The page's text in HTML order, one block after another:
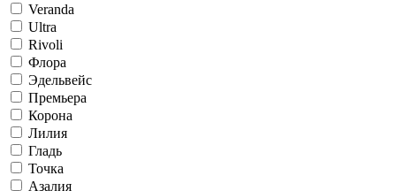
Veranda
Ultra
Rivoli
Флора
Эдельвейс
Премьера
Корона
Лилия
Гладь
Точка
Азалия